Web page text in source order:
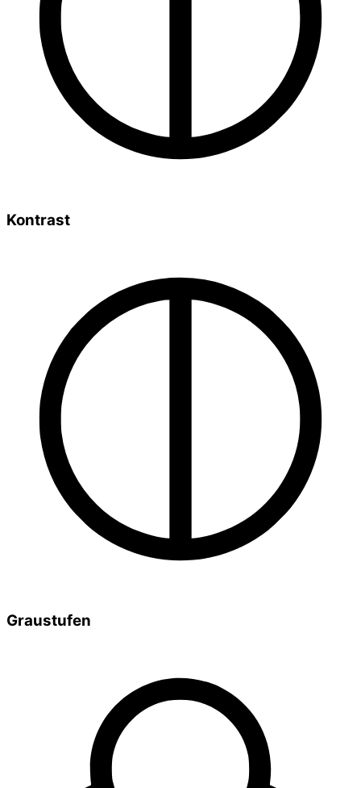
Kontrast
Graustufen